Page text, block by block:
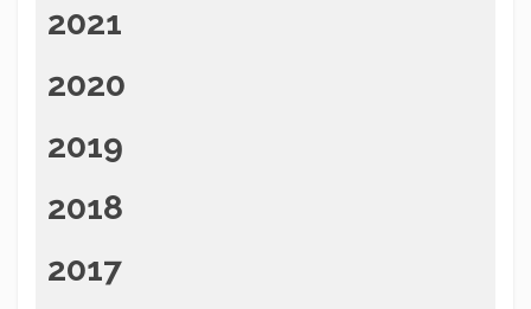
2021
2020
2019
2018
2017